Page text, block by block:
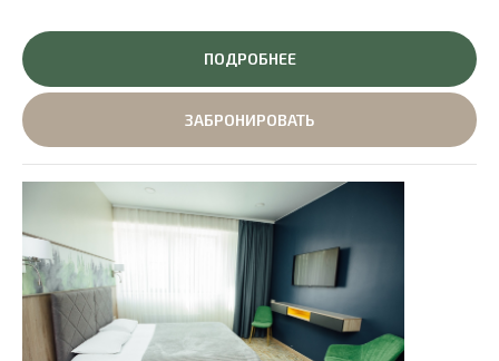
ПОДРОБНЕЕ
ЗАБРОНИРОВАТЬ